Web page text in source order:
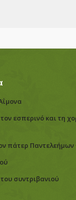
εσπερινό και τη
πάτερ
συντριβανιού